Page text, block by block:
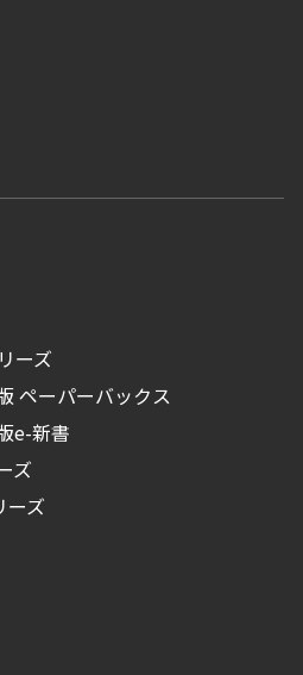
ーズ
ペーパーバックス
e-新書
ズ
ーズ